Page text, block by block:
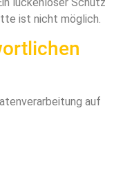
ist nicht möglich.
auf